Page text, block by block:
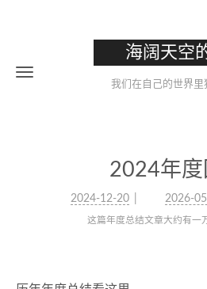
海阔天空
我们在自己的世界里
2024年度
2024-12-20 2026-
这篇年度总结文章大约有一